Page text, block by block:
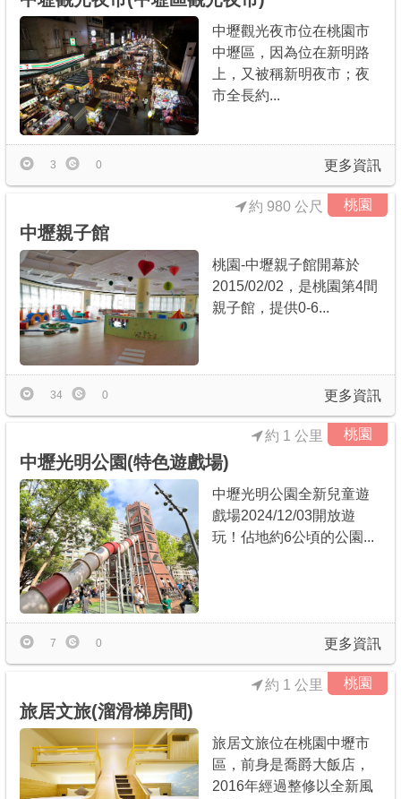
中壢觀光夜市位在桃園市
中壢區，因為位在新明路
上，又被稱新明夜市；夜
市全長約...
更多資訊
3 0
桃園
中壢親子館
約 980 公尺
桃園-中壢親子館開幕於
2015/02/02，是桃園第4間
親子館，提供0-6...
更多資訊
34 0
桃園
中壢光明公園(特色遊戲場)
約 1 公里
中壢光明公園全新兒童遊
戲場2024/12/03開放遊
玩！佔地約6公頃的公園...
更多資訊
7 0
桃園
旅居文旅(溜滑梯房間)
約 1 公里
旅居文旅位在桃園中壢市
區，前身是喬爵大飯店，
2016年經過整修以全新風